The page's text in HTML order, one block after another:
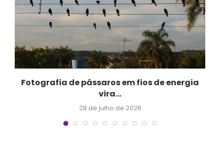
Fotografia de pássaros em fios de energia
vira...
28 de julho de 2026